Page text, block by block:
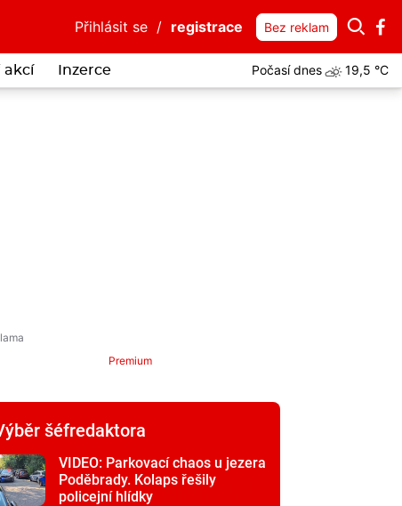
Přihlásit se / registrace Bez reklam
akcí Inzerce Počasí dnes 19,5 °C
Premium
šéfredaktora
VIDEO: Parkovací chaos u jezera
Poděbrady. Kolaps řešily
policejní hlídky